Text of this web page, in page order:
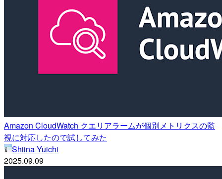
Amazon CloudWatch クエリアラームが個別メトリクスの監
視に対応したので試してみた
Shiina Yuichi
2025.09.09